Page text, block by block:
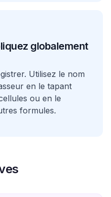
globalement
Utilisez le nom
en le tapant
ou en le
formules.